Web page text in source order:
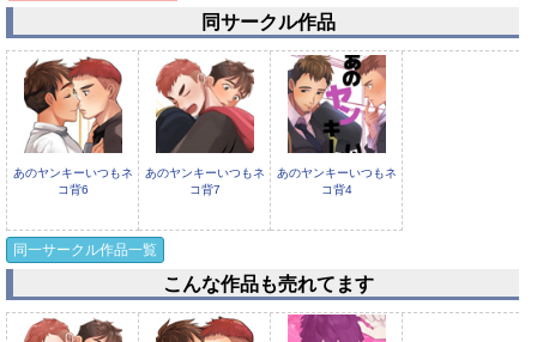
同サークル作品
あのヤンキーいつもネ
コ背6
あのヤンキーいつもネ
コ背7
あのヤンキーいつもネ
コ背4
同一サークル作品一覧
こんな作品も売れてます